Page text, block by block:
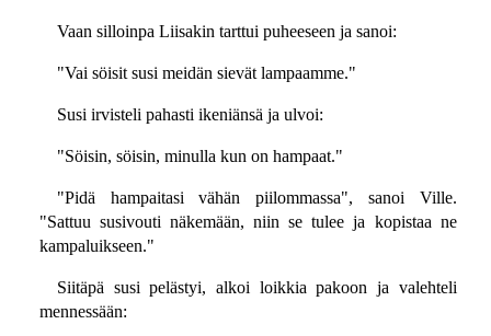
Vaan silloinpa Liisakin tarttui puheeseen ja sanoi:
"Vai söisit susi meidän sievät lampaamme."
Susi irvisteli pahasti ikeniänsä ja ulvoi:
"Söisin, söisin, minulla kun on hampaat."
"Pidä hampaitasi vähän piilommassa", sanoi Ville.
"Sattuu susivouti näkemään, niin se tulee ja kopistaa ne
kampaluikseen."
Siitäpä susi pelästyi, alkoi loikkia pakoon ja valehteli
mennessään: